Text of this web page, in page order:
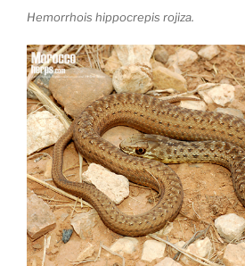
Hemorrhois hippocrepis rojiza.